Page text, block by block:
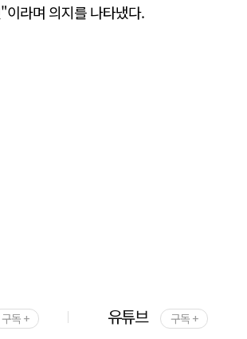
이라며 의지를 나타냈다.
구독 + 유튜브 구독 +